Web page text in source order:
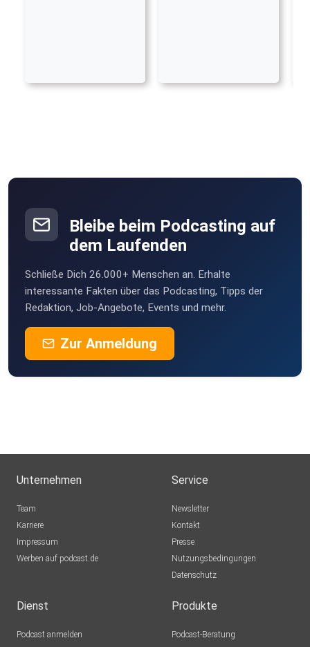
Bleibe beim Podcasting auf
dem Laufenden
Schließe Dich 26.000+ Menschen an. Erhalte
interessante Fakten über das Podcasting, Tipps der
Redaktion, Job-Angebote, Events und mehr.
Zur Anmeldung
Unternehmen
Team
Karriere
Impressum
Werben auf podcast.de
Service
Newsletter
Kontakt
Presse
Nutzungsbedingungen
Datenschutz
Dienst
Podcast anmelden
Produkte
Podcast-Beratung